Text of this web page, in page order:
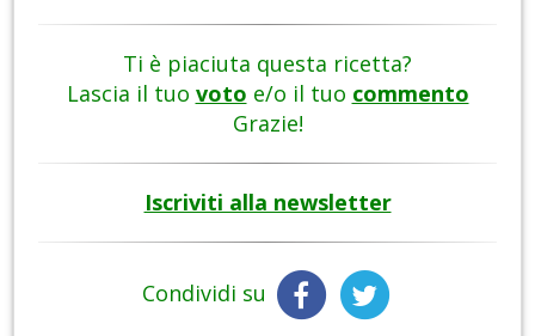
Ti è piaciuta questa ricetta?
Lascia il tuo voto e/o il tuo commento
Grazie!
Iscriviti alla newsletter
Condividi su